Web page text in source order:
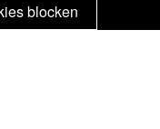
blocken